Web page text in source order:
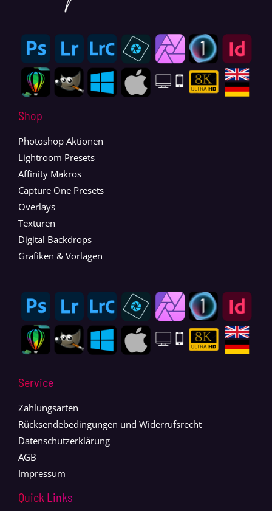
Shop
Photoshop Aktionen
Lightroom Presets
Affinity Makros
Capture One Presets
Overlays
Texturen
Digital Backdrops
Grafiken & Vorlagen
Service
Zahlungsarten
Rücksendebedingungen und Widerrufsrecht
Datenschutzerklärung
AGB
Impressum
Quick Links